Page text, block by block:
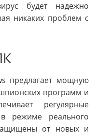
будет надежно
никаких проблем с
предлагает мощную
программ и
регулярные
режиме реального
от новых и